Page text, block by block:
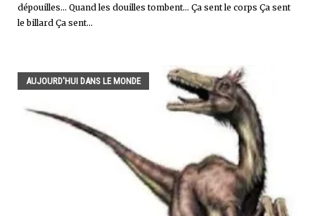
dépouilles... Quand les douilles tombent... Ça sent le corps Ça sent
le billard Ça sent...
AUJOURD'HUI DANS LE MONDE